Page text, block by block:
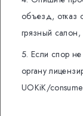
объезд, отказ
грязный салон,
Если спор
органу
UOKiK/